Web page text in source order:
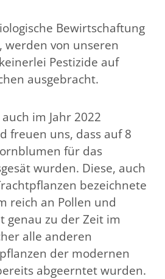
Bewirtschaftung
werden von unseren
Pestizide auf
ausgebracht.
im Jahr 2022
freuen uns, dass auf 8
für das
wurden. Diese, auch
bezeichnete
reich an Pollen und
genau zu der Zeit im
alle anderen
der modernen
abgeerntet wurden.